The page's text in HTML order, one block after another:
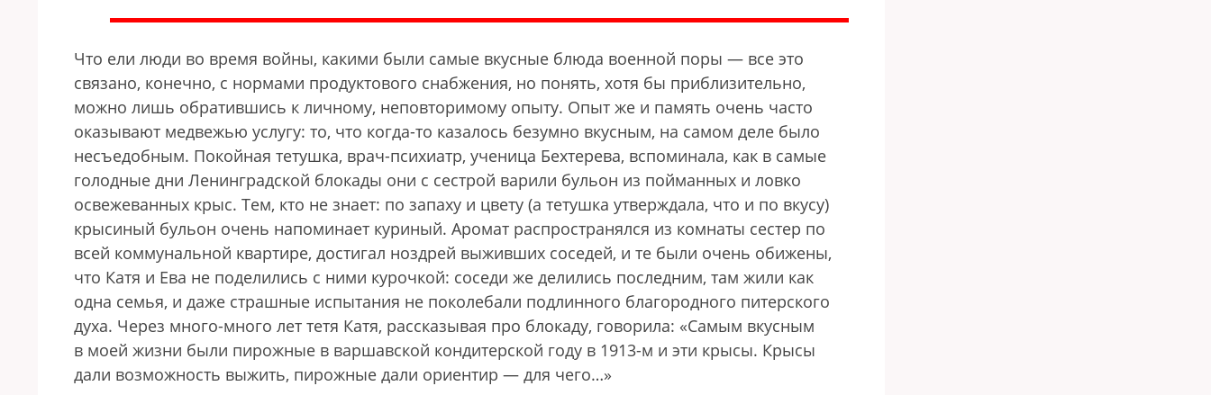
Что ели люди во время войны, какими были самые вкусные блюда военной поры — все это
связано, конечно, с нормами продуктового снабжения, но понять, хотя бы приблизительно,
можно лишь обратившись к личному, неповторимому опыту. Опыт же и память очень часто
оказывают медвежью услугу: то, что когда-то казалось безумно вкусным, на самом деле было
несъедобным. Покойная тетушка, врач-психиатр, ученица Бехтерева, вспоминала, как в самые
голодные дни Ленинградской блокады они с сестрой варили бульон из пойманных и ловко
освежеванных крыс. Тем, кто не знает: по запаху и цвету (а тетушка утверждала, что и по вкусу)
крысиный бульон очень напоминает куриный. Аромат распространялся из комнаты сестер по
всей коммунальной квартире, достигал ноздрей выживших соседей, и те были очень обижены,
что Катя и Ева не поделились с ними курочкой: соседи же делились последним, там жили как
одна семья, и даже страшные испытания не поколебали подлинного благородного питерского
духа. Через много-много лет тетя Катя, рассказывая про блокаду, говорила: «Самым вкусным
в моей жизни были пирожные в варшавской кондитерской году в 1913-м и эти крысы. Крысы
дали возможность выжить, пирожные дали ориентир — для чего…»